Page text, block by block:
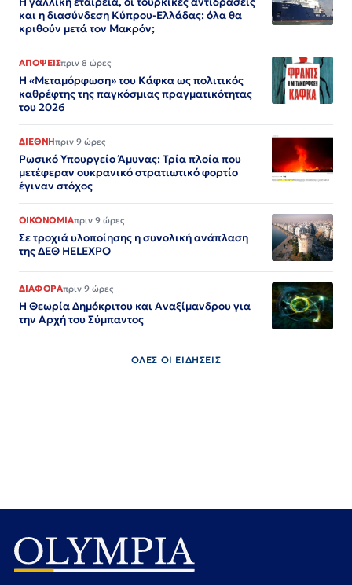
και η διασύνδεση Κύπρου-Ελλάδας: όλα θα
κριθούν μετά τον Μακρόν;
ΑΠΟΨΕΙΣπριν 8 ώρες
Η «Μεταμόρφωση» του Κάφκα ως πολιτικός
καθρέφτης της παγκόσμιας πραγματικότητας
του 2026
ΔΙΕΘΝΗπριν 9 ώρες
Ρωσικό Υπουργείο Άμυνας: Τρία πλοία που
μετέφεραν ουκρανικό στρατιωτικό φορτίο
έγιναν στόχος
ΟΙΚΟΝΟΜΙΑπριν 9 ώρες
Σε τροχιά υλοποίησης η συνολική ανάπλαση
της ΔΕΘ HELEXPO
ΔΙΑΦΟΡΑπριν 9 ώρες
Η Θεωρία Δημόκριτου και Αναξίμανδρου για
την Αρχή του Σύμπαντος
ΟΛΕΣ ΟΙ ΕΙΔΗΣΕΙΣ